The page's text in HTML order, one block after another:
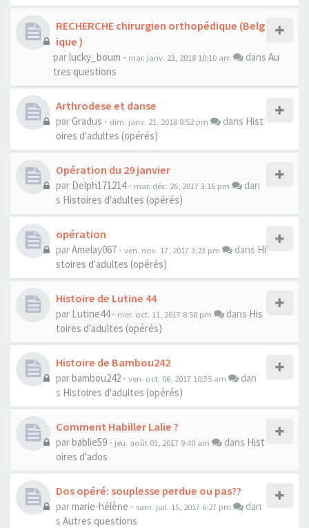
RECHERCHE chirurgien orthopédique (Belg
ique )
parlucky_boum - mar. janv. 23, 2018 10:10 am dans Au
tres questions
Arthrodese et danse
parGradus - dim. janv. 21, 2018 8:52 pm dans Hist
oires d'adultes (opérés)
Opération du 29 janvier
par Delph171214- mar. déc. 26, 2017 3:16 pm
dan
s Histoires d'adultes (opérés)
opération
parAmelay067 - ven. nov. 17, 2017 3:23 pm dans Hi
stoires d'adultes (opérés)
Histoire de Lutine 44
par Lutine44- mer. oct. 11, 2017 8:58 pm dans His
toires d'adultes (opérés)
Histoire de Bambou242
parbambou242 - ven. oct. 06, 2017 10:35 am
dan
s Histoires d'adultes (opérés)
Comment Habiller Lalie ?
parbablie59 - jeu. août 03, 2017 9:40 am dans Hist
oires d'ados
Dos opéré: souplesse perdue ou pas??
parmarie-hélène - sam. juil. 15, 2017 6:27 pm
dan
s Autres questions